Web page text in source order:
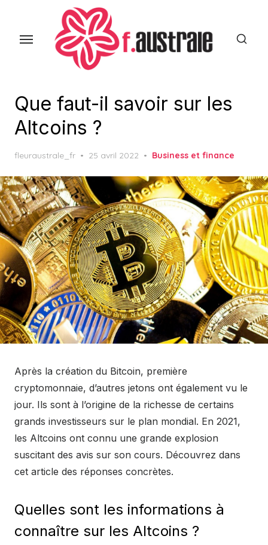
Que faut-il savoir sur les
Altcoins ?
fleuraustrale_fr
Posted
25 avril 2022 Business et finance
Après la création du Bitcoin, première
cryptomonnaie, d’autres jetons ont également vu le
jour. Ils sont à l’origine de la richesse de certains
grands investisseurs sur le plan mondial. En 2021,
les Altcoins ont connu une grande explosion
suscitant des avis sur son cours. Découvrez dans
cet article des réponses concrètes.
Quelles sont les informations à
connaître sur les Altcoins ?